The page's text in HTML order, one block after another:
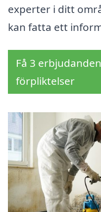
experter i ditt
kan fatta ett
Få 3
förpliktelser